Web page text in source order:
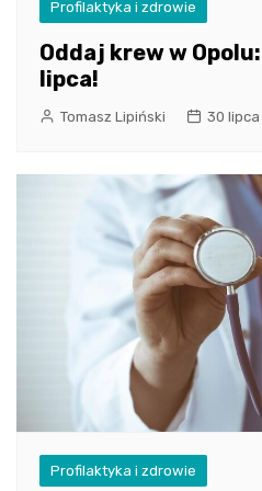
Profilaktyka i zdrowie
Oddaj krew w
lipca!
Tomasz Lipiński 30
Profilaktyka i zdrowie